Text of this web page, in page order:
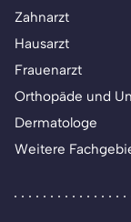
Zahnarzt
Hausarzt
Frauenarzt
Orthopäde und
Dermatologe
Weitere